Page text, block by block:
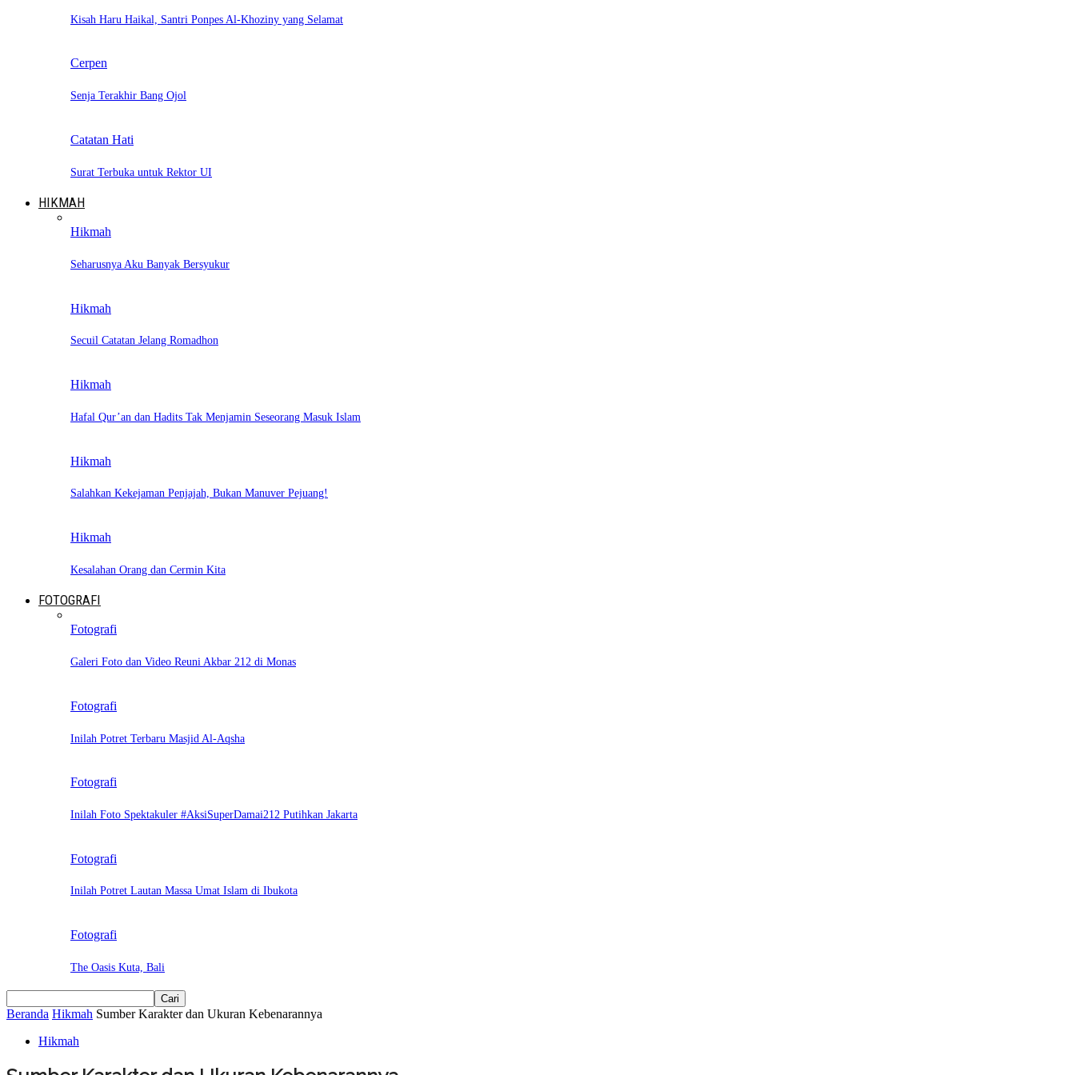
Kisah Haru Haikal, Santri Ponpes Al-Khoziny yang Selamat
Cerpen
Senja Terakhir Bang Ojol
Catatan Hati
Surat Terbuka untuk Rektor UI
HIKMAH
Hikmah
Seharusnya Aku Banyak Bersyukur
Hikmah
Secuil Catatan Jelang Romadhon
Hikmah
Hafal Qur’an dan Hadits Tak Menjamin Seseorang Masuk Islam
Hikmah
Salahkan Kekejaman Penjajah, Bukan Manuver Pejuang!
Hikmah
Kesalahan Orang dan Cermin Kita
FOTOGRAFI
Fotografi
Galeri Foto dan Video Reuni Akbar 212 di Monas
Fotografi
Inilah Potret Terbaru Masjid Al-Aqsha
Fotografi
Inilah Foto Spektakuler #AksiSuperDamai212 Putihkan Jakarta
Fotografi
Inilah Potret Lautan Massa Umat Islam di Ibukota
Fotografi
The Oasis Kuta, Bali
Beranda Hikmah Sumber Karakter dan Ukuran Kebenarannya
Hikmah